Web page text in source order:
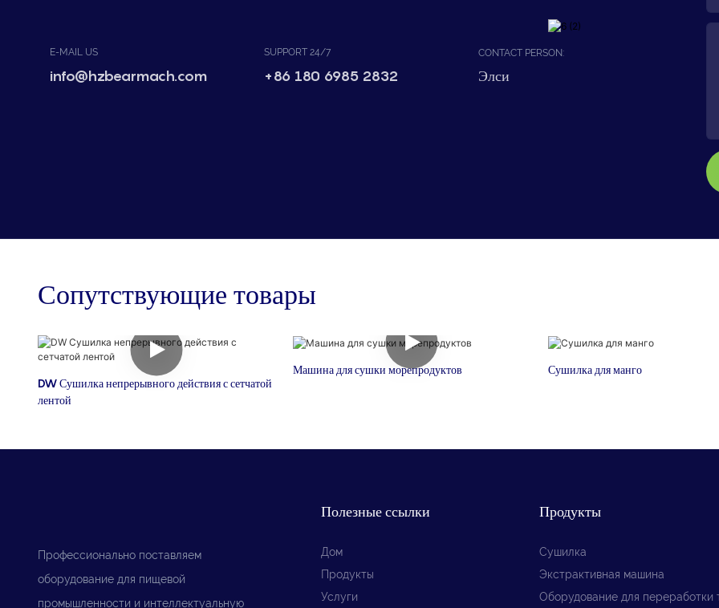
E-MAIL US
info@hzbearmach.com
SUPPORT 24/7
+86 180 6985 2832
CONTACT PERSON:
Элси
Сопутствующие товары
DW Сушилка непрерывного действия с сетчатой ​​
лентой
Машина для сушки морепродуктов Сушилка для манго
Профессионально поставляем
оборудование для пищевой
промышленности и интеллектуальную
Полезные ссылки
Дом
Продукты
Услуги
Продукты
Сушилка
Экстрактивная машина
Оборудование для переработки